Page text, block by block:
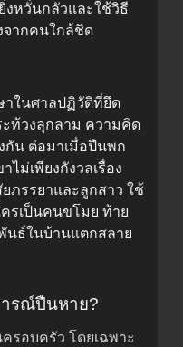
งหวั่นกลัวและใช้วิธี
จากคนใกล้ชิด
าในศาลปฏิวัติที่ยึด
ะท้วงลุกลาม ความคิด
กัน ต่อมาเมื่อปืนพก
ไม่เพียงกังวลเรื่อง
ภรรยาและลูกสาว ใช้
รเป็นคนขโมย ท้าย
ธ์ในบ้านแตกสลาย
ารณ์ปืนหาย?
รอบครัว โดยเฉพาะ